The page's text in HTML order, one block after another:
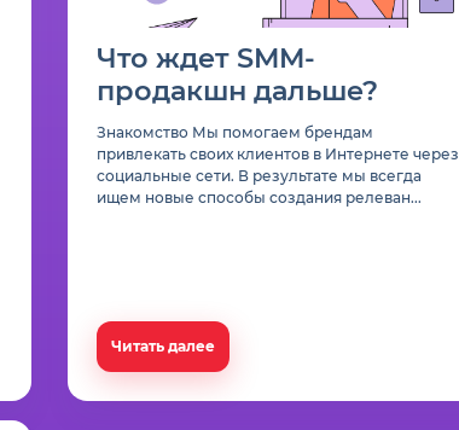
Что ждет SMM-
продакшн дальше?
Знакомство Мы помогаем брендам
привлекать своих клиентов в Интернете через
социальные сети. В результате мы всегда
ищем новые способы создания релеван...
Читать далее